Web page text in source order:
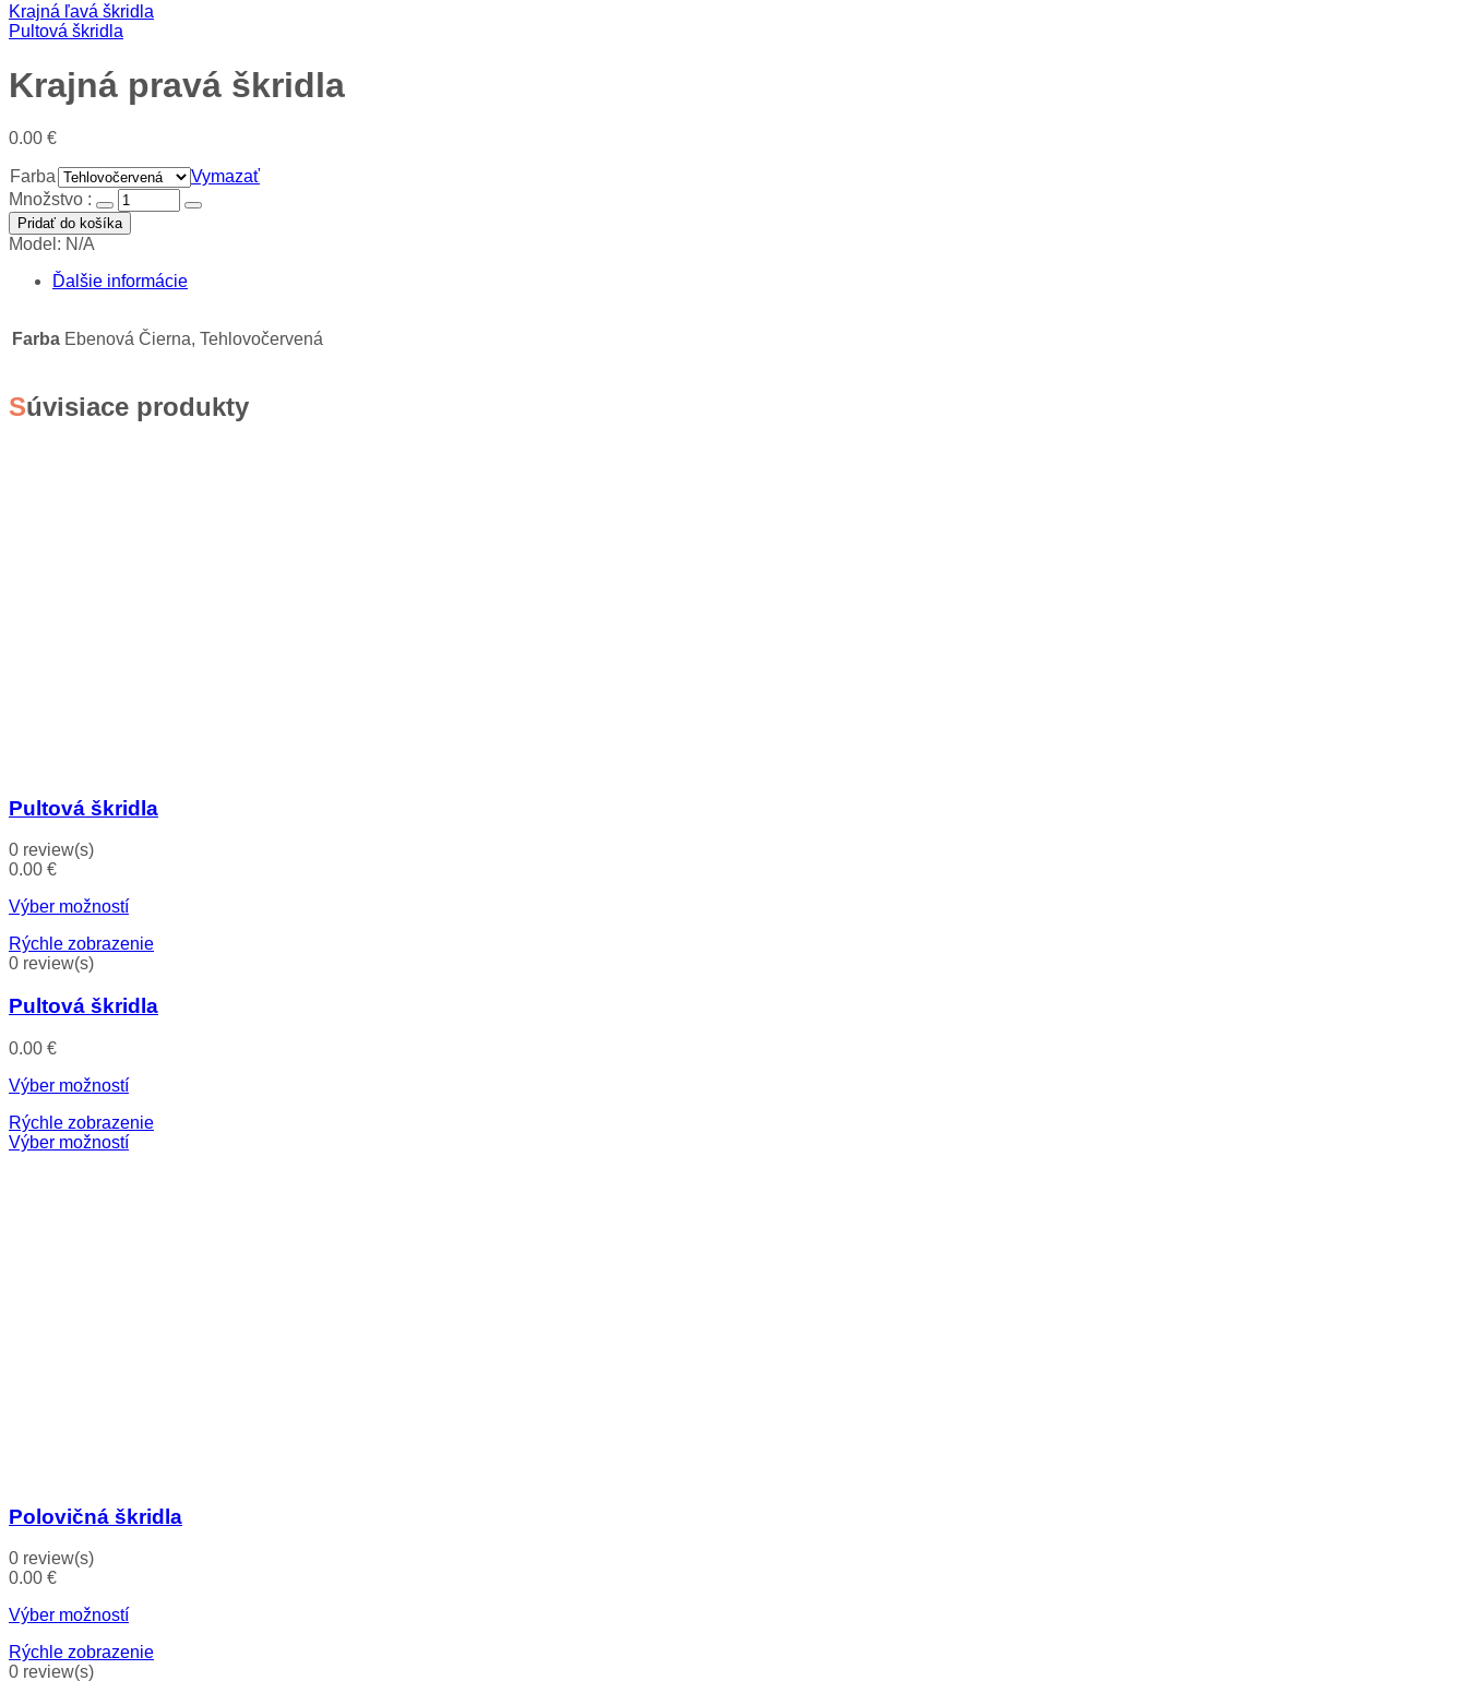
Krajná ľavá škridla
Pultová škridla
Krajná pravá škridla
0.00 €
Farba
Vymazať
Množstvo :
Pridať do košíka
Model: N/A
Ďalšie informácie
Farba Ebenová Čierna, Tehlovočervená
Súvisiace produkty
Pultová škridla
0 review(s)
0.00 €
Výber možností
Rýchle zobrazenie
0 review(s)
Pultová škridla
0.00 €
Výber možností
Rýchle zobrazenie
Výber možností
Polovičná škridla
0 review(s)
0.00 €
Výber možností
Rýchle zobrazenie
0 review(s)